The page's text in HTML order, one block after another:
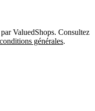
ValuedShops. Consultez
générales.